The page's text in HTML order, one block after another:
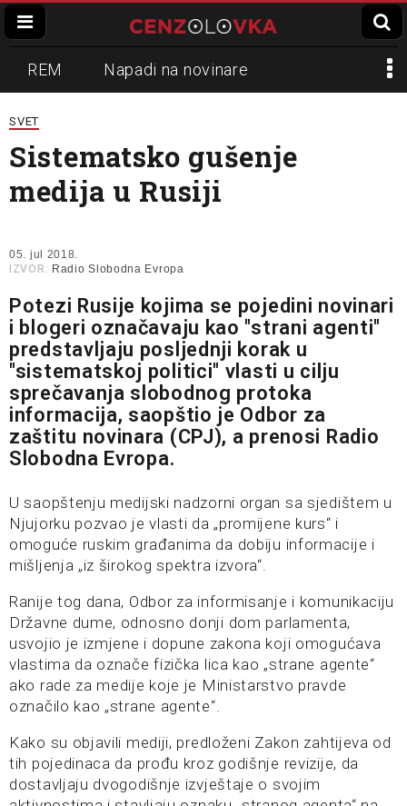
REM Napadi na novinare
Zvučni top
Propaganda Lokalni mediji
Informer Slavko Ćuruvija
SVET
Sistematsko gušenje
medija u Rusiji
05. jul 2018.
IZVOR: Radio Slobodna Evropa
Potezi Rusije kojima se pojedini novinari
i blogeri označavaju kao "strani agenti"
predstavljaju posljednji korak u
"sistematskoj politici" vlasti u cilju
sprečavanja slobodnog protoka
informacija, saopštio je Odbor za
zaštitu novinara (CPJ), a prenosi Radio
Slobodna Evropa.
U saopštenju medijski nadzorni organ sa sjedištem u
Njujorku pozvao je vlasti da „promijene kurs“ i
omoguće ruskim građanima da dobiju informacije i
mišljenja „iz širokog spektra izvora“.
Ranije tog dana, Odbor za informisanje i komunikaciju
Državne dume, odnosno donji dom parlamenta,
usvojio je izmjene i dopune zakona koji omogućava
vlastima da označe fizička lica kao „strane agente“
ako rade za medije koje je Ministarstvo pravde
označilo kao „strane agente“.
Kako su objavili mediji, predloženi Zakon zahtijeva od
tih pojedinaca da prođu kroz godišnje revizije, da
dostavljaju dvogodišnje izvještaje o svojim